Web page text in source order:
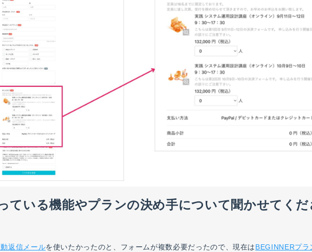
ている機能やプランの決め手について聞かせてくだ
動返信メールを使いたかったのと、フォームが複数必要だったので、現在はBEGINNERプラ